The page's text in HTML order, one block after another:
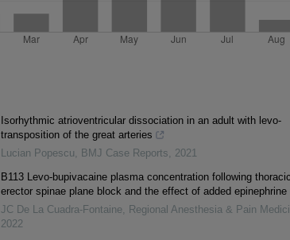
Isorhythmic atrioventricular dissociation in an adult with levo-
transposition of the great arteries
Lucian Popescu, BMJ Case Reports, 2021
B113 Levo-bupivacaine plasma concentration following thoracic
erector spinae plane block and the effect of added epinephrine
JC De La Cuadra-Fontaine, Regional Anesthesia & Pain
2022